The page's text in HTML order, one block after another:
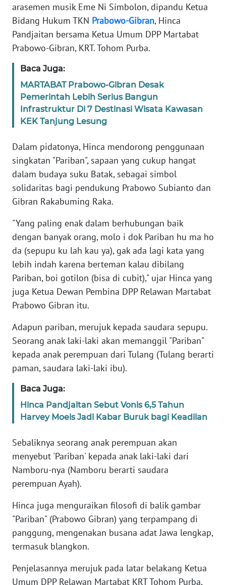
arasemen musik Eme Ni Simbolon, dipandu Ketua
Bidang Hukum TKN Prabowo-Gibran, Hinca
Pandjaitan bersama Ketua Umum DPP Martabat
Prabowo-Gibran, KRT. Tohom Purba.
Baca Juga:
MARTABAT Prabowo-Gibran Desak
Pemerintah Lebih Serius Bangun
Infrastruktur Di 7 Destinasi Wisata Kawasan
KEK Tanjung Lesung
Dalam pidatonya, Hinca mendorong penggunaan
singkatan "Pariban", sapaan yang cukup hangat
dalam budaya suku Batak, sebagai simbol
solidaritas bagi pendukung Prabowo Subianto dan
Gibran Rakabuming Raka.
"Yang paling enak dalam berhubungan baik
dengan banyak orang, molo i dok Pariban hu ma ho
da (sepupu ku lah kau ya), gak ada lagi kata yang
lebih indah karena berteman kalau dibilang
Pariban, boi gotilon (bisa di cubit)," ujar Hinca yang
juga Ketua Dewan Pembina DPP Relawan Martabat
Prabowo Gibran itu.
Adapun pariban, merujuk kepada saudara sepupu.
Seorang anak laki-laki akan memanggil "Pariban"
kepada anak perempuan dari Tulang (Tulang berarti
paman, saudara laki-laki ibu).
Baca Juga:
Hinca Pandjaitan Sebut Vonis 6,5 Tahun
Harvey Moeis Jadi Kabar Buruk bagi Keadilan
Sebaliknya seorang anak perempuan akan
menyebut 'Pariban' kepada anak laki-laki dari
Namboru-nya (Namboru berarti saudara
perempuan Ayah).
Hinca juga menguraikan filosofi di balik gambar
"Pariban" (Prabowo Gibran) yang terpampang di
panggung, mengenakan busana adat Jawa lengkap,
termasuk blangkon.
Penjelasannya merujuk pada latar belakang Ketua
Umum DPP Relawan Martabat KRT Tohom Purba,
Regional
WN
SUMUT
JAKARTA
WN
JABAR
WN
BANTEN
WN
NTT
WN
KEPRI
WN
PAPUA
WN
PAPUA
BARAT
RIAU
WN
WN
SULTRA
NTB
WN
SULTENG
WN